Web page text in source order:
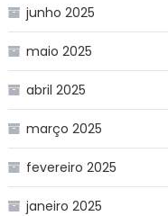
junho 2025
maio 2025
abril 2025
março 2025
fevereiro 2025
janeiro 2025